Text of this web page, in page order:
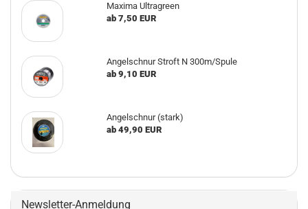
Maxima Ultragreen
ab 7,50 EUR
Angelschnur Stroft N 300m/Spule
ab 9,10 EUR
Angelschnur (stark)
ab 49,90 EUR
Newsletter-Anmeldung